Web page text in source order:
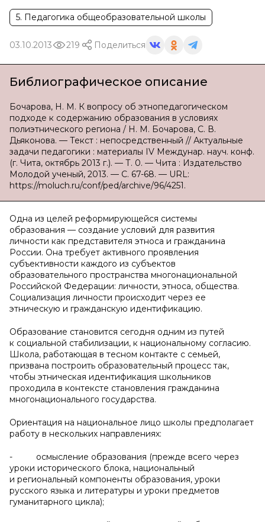
5. Педагогика общеобразовательной школы
03.10.2013 219 Поделиться
Библиографическое описание
Бочарова, Н. М. К вопросу об этнопедагогическом
подходе к содержанию образования в условиях
полиэтнического региона / Н. М. Бочарова, С. В.
Дьяконова. — Текст : непосредственный // Актуальные
задачи педагогики : материалы IV Междунар. науч. конф.
(г. Чита, октябрь 2013 г.). — Т. 0. — Чита : Издательство
Молодой ученый, 2013. — С. 67-68. — URL:
https://moluch.ru/conf/ped/archive/96/4251.
Одна из целей реформирующейся системы
образования — создание условий для развития
личности как представителя этноса и гражданина
России. Она требует активного проявления
субъективности каждого из субъектов
образовательного пространства многонациональной
Российской Федерации: личности, этноса, общества.
Социализация личности происходит через ее
этническую и гражданскую идентификацию.
Образование становится сегодня одним из путей
к социальной стабилизации, к национальному согласию.
Школа, работающая в тесном контакте с семьей,
призвана построить образовательный процесс так,
чтобы этническая идентификация школьников
проходила в контексте становления гражданина
многонационального государства.
Ориентация на национальное лицо школы предполагает
работу в нескольких направлениях:
- осмысление образования (прежде всего через
уроки исторического блока, национальный
и региональный компоненты образования, уроки
русского языка и литературы и уроки предметов
гуманитарного цикла);